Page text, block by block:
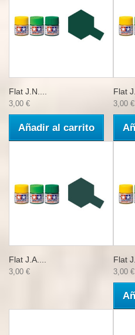
Flat J.N....
3,00 €
Añadir al carrito
Flat
3,00 €
Flat J.A....
3,00 €
Flat
3,00 €